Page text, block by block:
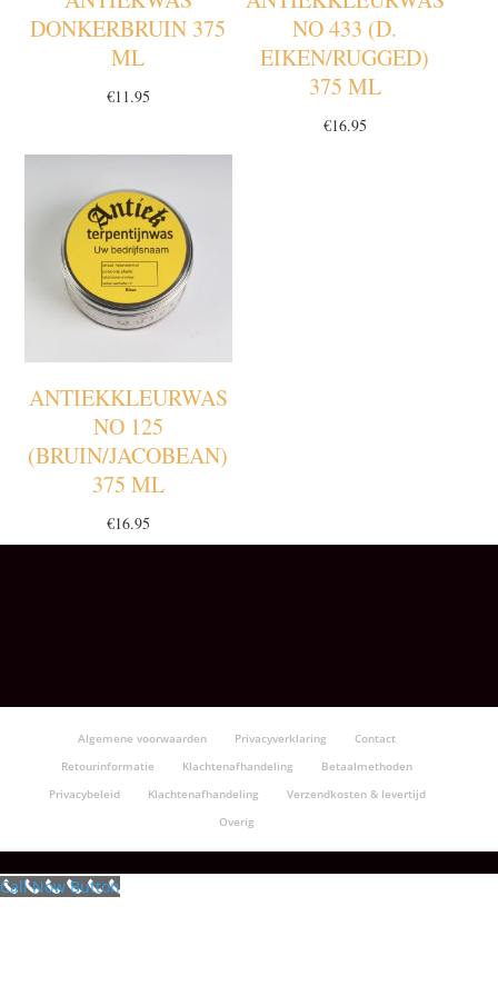
DONKERBRUIN 375
ML
€11.95
NO 433 (D.
EIKEN/RUGGED)
375 ML
€16.95
ANTIEKKLEURWAS
NO 125
(BRUIN/JACOBEAN)
375 ML
€16.95
Algemene voorwaarden Privacyverklaring
Contact
Retourinformatie
Klachtenafhandeling
Betaalmethoden
Privacybeleid
Klachtenafhandeling
Verzendkosten & levertijd
Overig
Call Now Button